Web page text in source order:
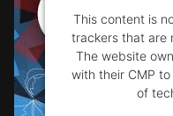
This content is
trackers that are
The website
with their CMP
of